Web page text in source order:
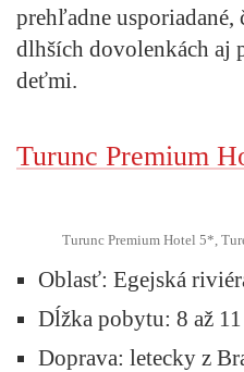
prehľadne
dlhších dovolenkách aj
deťmi.
Turunc Premium
Turunc Premium Hotel 5*,
Oblasť: Egejská
Dĺžka pobytu: 8 až
Doprava: letecky z